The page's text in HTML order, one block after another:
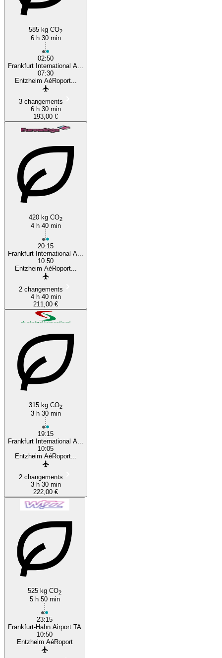
585 kg CO2
6 h 30 min
02:50
Frankfurt International A...
07:30
Entzheim AéRoport...
3 changements
6 h 30 min
193,00 €
420 kg CO2
4 h 40 min
20:15
Frankfurt International A...
10:50
Entzheim AéRoport...
2 changements
4 h 40 min
211,00 €
315 kg CO2
3 h 30 min
19:15
Frankfurt International A...
10:05
Entzheim AéRoport...
2 changements
3 h 30 min
222,00 €
525 kg CO2
5 h 50 min
23:15
Frankfurt-Hahn Airport TA
10:50
Entzheim AéRoport